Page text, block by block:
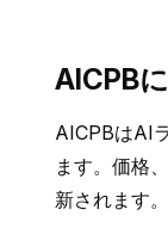
AICPB
AICPBはAI
ます。価格
新されます。